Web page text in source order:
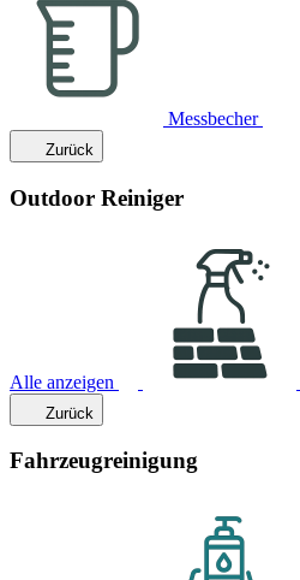
Messbecher
Zurück
Outdoor Reiniger
Alle anzeigen
Zurück
Fahrzeugreinigung